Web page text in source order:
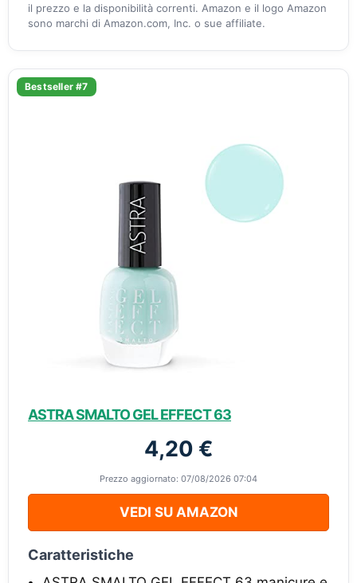
il prezzo e la disponibilità correnti. Amazon e il logo Amazon
sono marchi di Amazon.com, Inc. o sue affiliate.
Bestseller #7
ASTRA SMALTO GEL EFFECT 63
4,20 €
Prezzo aggiornato: 07/08/2026 07:04
VEDI SU AMAZON
Caratteristiche